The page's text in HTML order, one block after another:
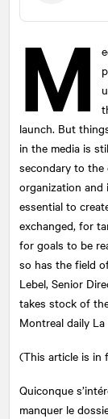
M
launch. But
in the media is
secondary to the
organization and
essential to
exchanged, for
for goals to be
so has the field
Lebel, Senior
takes stock of
Montreal daily
(This article is in
Quiconque
manquer le